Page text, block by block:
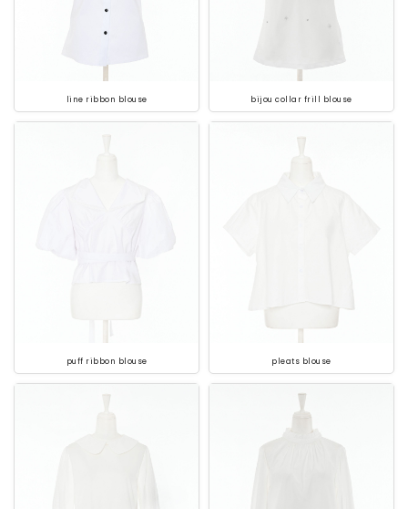
line ribbon blouse bijou collar frill blouse
puff ribbon blouse pleats blouse